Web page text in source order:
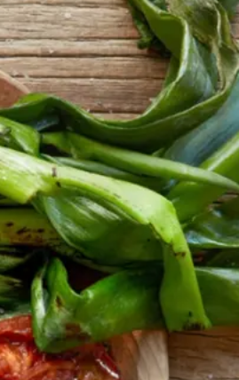
bønnesalatbønnesala
t medmed
grilledegrillede
grøntsagergrøntsage
r ogog salbitxada-
saucesalbitxada-
sauce
Gem opskrift
Vegansk
Vegetarisk